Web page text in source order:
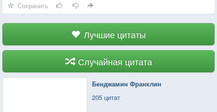
Сохранить
Лучшие цитаты
Случайная цитата
Бенджамин Франклин
205 цитат